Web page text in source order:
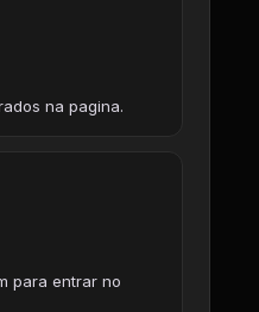
na pagina.
para entrar no